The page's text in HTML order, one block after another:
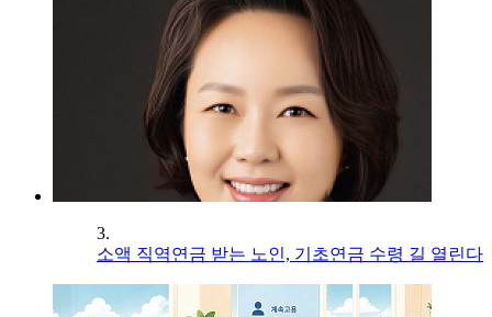
3.
소액 직역연금 받는 노인, 기초연금 수령 길 열린다